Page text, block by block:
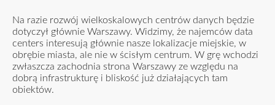
Na razie rozwój wielkoskalowych centrów danych będzie
dotyczył głównie Warszawy. Widzimy, że najemców data
centers interesują głównie nasze lokalizacje miejskie, w
obrębie miasta, ale nie w ścisłym centrum. W grę wchodzi
zwłaszcza zachodnia strona Warszawy ze względu na
dobrą infrastrukturę i bliskość już działających tam
obiektów.